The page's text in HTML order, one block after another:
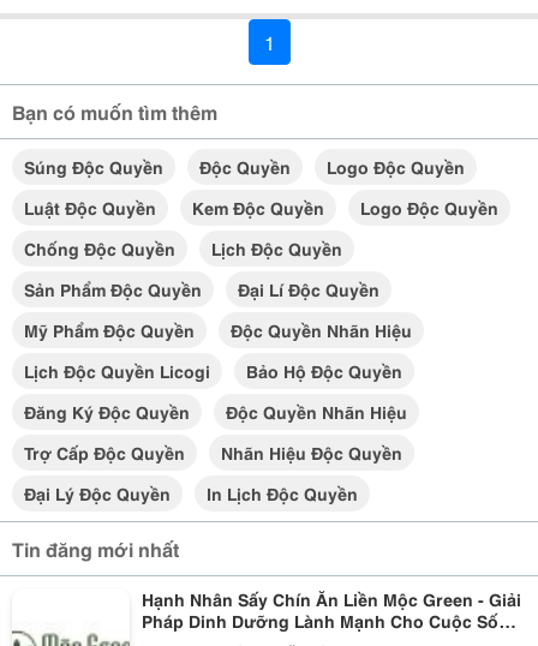
1
Bạn có muốn tìm thêm
Súng Độc Quyền Độc Quyền
Logo Độc Quyền
Luật Độc Quyền
Kem Độc Quyền
Logo Độc Quyền
Chống Độc Quyền
Lịch Độc Quyền
Sản Phẩm Độc Quyền
Đại Lí Độc Quyền
Mỹ Phẩm Độc Quyền
Độc Quyền Nhãn Hiệu
Lịch Độc Quyền Licogi
Bảo Hộ Độc Quyền
Đăng Ký Độc Quyền
Độc Quyền Nhãn Hiệu
Trợ Cấp Độc Quyền
Nhãn Hiệu Độc Quyền
Đại Lý Độc Quyền
In Lịch Độc Quyền
Tin đăng mới nhất
Hạnh Nhân Sấy Chín Ăn Liền Mộc Green - Giải
Pháp Dinh Dưỡng Lành Mạnh Cho Cuộc Sống